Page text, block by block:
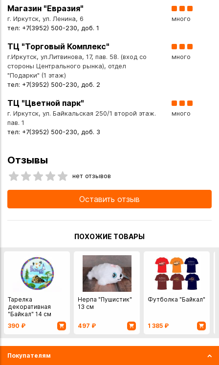
Магазин "Евразия"
г. Иркутск, ул. Ленина, 6
тел: +7(3952) 500-230, доб. 1
много
ТЦ "Торговый Комплекс"
г.Иркутск, ул.Литвинова, 17, пав. 58. (вход со
стороны Центрального рынка), отдел
"Подарки" (1 этаж)
тел: +7(3952) 500-230, доб. 2
много
ТЦ "Цветной парк"
г. Иркутск, ул. Байкальская 250/1 второй этаж.
пав. 1
тел: +7(3952) 500-230, доб. 3
много
Отзывы
нет отзывов
Оставить отзыв
ПОХОЖИЕ ТОВАРЫ
Тарелка
декоративная
"Байкал" 14 см
390 ₽
Нерпа "Пушистик"
13 см
497 ₽
Футболка "Байкал"
1 385 ₽
Покупателям